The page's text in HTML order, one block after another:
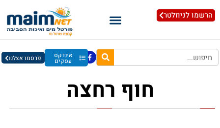
הרשמו לניוזלטר
אינדקס
עסקים פרסמו אצלנו
חוף רחצה